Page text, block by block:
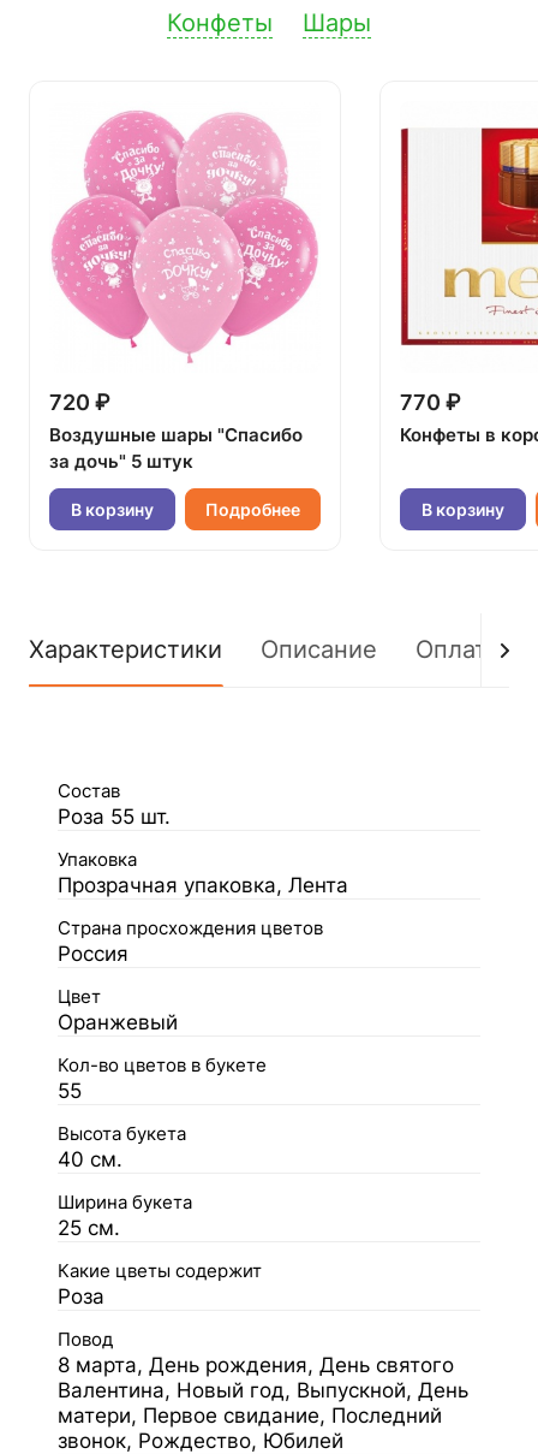
Конфеты Шары
720 ₽
Воздушные шары "Спасибо
за дочь" 5 штук
В корзину Подробнее
770 ₽
Конфеты в
В корзину
Характеристики Описание Оплата
Состав
Роза 55 шт.
Упаковка
Прозрачная упаковка, Лента
Страна просхождения цветов
Россия
Цвет
Оранжевый
Кол-во цветов в букете
55
Высота букета
40 см.
Ширина букета
25 см.
Какие цветы содержит
Роза
Повод
8 марта, День рождения, День святого
Валентина, Новый год, Выпускной, День
матери, Первое свидание, Последний
звонок, Рождество, Юбилей